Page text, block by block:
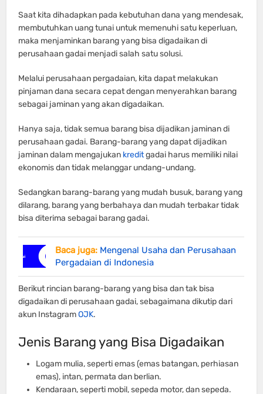
Saat kita dihadapkan pada kebutuhan dana yang mendesak,
membutuhkan uang tunai untuk memenuhi satu keperluan,
maka menjaminkan barang yang bisa digadaikan di
perusahaan gadai menjadi salah satu solusi.
Melalui perusahaan pergadaian, kita dapat melakukan
pinjaman dana secara cepat dengan menyerahkan barang
sebagai jaminan yang akan digadaikan.
Hanya saja, tidak semua barang bisa dijadikan jaminan di
perusahaan gadai. Barang-barang yang dapat dijadikan
jaminan dalam mengajukan kreditgadai harus memiliki nilai
ekonomis dan tidak melanggar undang-undang.
Sedangkan barang-barang yang mudah busuk, barang yang
dilarang, barang yang berbahaya dan mudah terbakar tidak
bisa diterima sebagai barang gadai.
Baca juga: Mengenal Usaha dan Perusahaan
Pergadaian di Indonesia
Berikut rincian barang-barang yang bisa dan tak bisa
digadaikan di perusahaan gadai, sebagaimana dikutip dari
akun InstagramOJK.
Jenis Barang yang Bisa Digadaikan
Logam mulia, seperti emas (emas batangan, perhiasan
emas), intan, permata dan berlian.
Kendaraan, seperti mobil, sepeda motor, dan sepeda.